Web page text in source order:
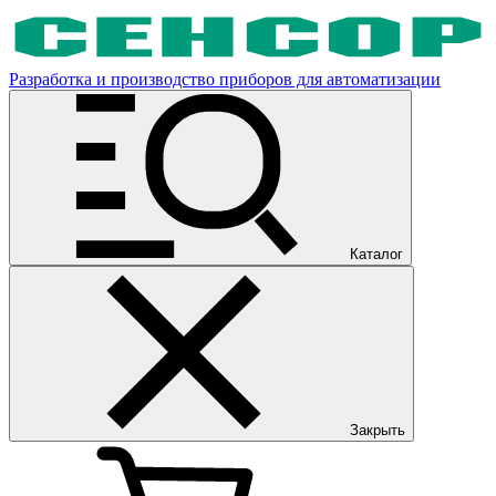
Разработка и производство приборов для автоматизации
Каталог
Закрыть